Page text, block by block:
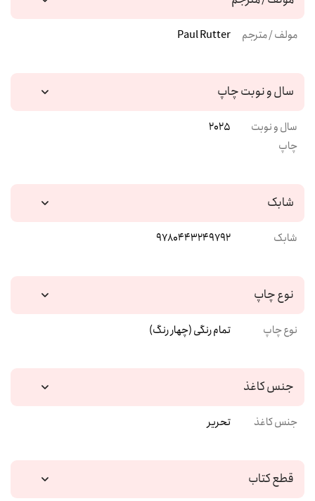
مولف / مترجم Paul Rutter
سال و نوبت چاپ
سال و نوبت
چاپ
2025
شابک
شابک 9780443249792
نوع چاپ
نوع چاپ تمام رنگی (چهار رنگ)
جنس کاغذ
جنس کاغذ تحریر
قطع کتاب